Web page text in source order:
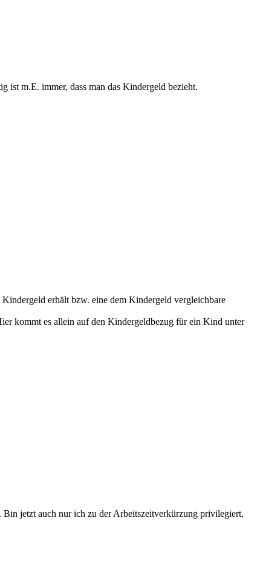
ist m.E. immer, dass man das Kindergeld bezieht.
erhält bzw. eine dem Kindergeld vergleichbare
kommt es allein auf den Kindergeldbezug für ein Kind unter
jetzt auch nur ich zu der Arbeitszeitverkürzung privilegiert,